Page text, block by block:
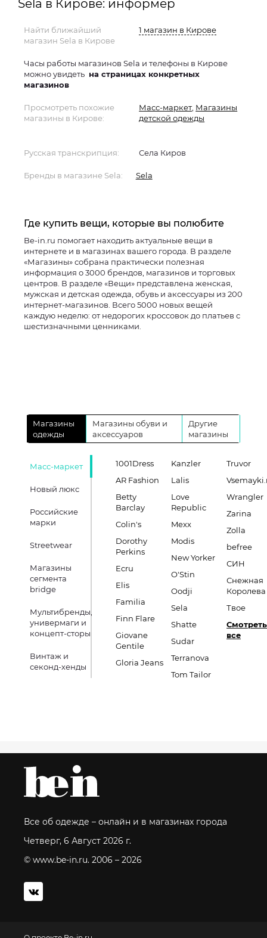
Sela в Кирове: информер
Найти ближайший
магазин Sela в Кирове
1 магазин в Кирове
Часы работы магазинов Sela и телефоны в Кирове
можно увидеть на страницах конкретных
магазинов
Просмотреть похожие
магазины в Кирове:
Масс-маркет, Магазины
детской одежды
Русская транскрипция: Села Киров
Бренды в магазине Sela: Sela
Где купить вещи, которые вы полюбите
Be-in.ru помогает находить актуальные вещи в
интернете и в магазинах вашего города. В разделе
«Магазины» собрана практически полезная
информация о 3000 брендов, магазинов и торговых
центров. В разделе «Вещи» представлена женская,
мужская и детская одежда, обувь и аксессуары из 200
интернет-магазинов. Всего 5000 новых вещей
каждую неделю: от недорогих кроссовок до платьев с
шестизначными ценниками.
Магазины
одежды
Магазины обуви и
аксессуаров
Другие
магазины
Масс-маркет
Новый люкс
Российские
марки
Streetwear
Магазины
сегмента
bridge
Мультибренды,
универмаги и
концепт-сторы
Винтаж и
секонд-хенды
1001Dress
AR Fashion
Betty
Barclay
Colin's
Dorothy
Perkins
Ecru
Elis
Familia
Finn Flare
Giovane
Gentile
Gloria Jeans
Kanzler
Lalis
Love
Republic
Mexx
Modis
New Yorker
O'Stin
Oodji
Sela
Shatte
Sudar
Terranova
Tom Tailor
Truvor
Wrangler
Zarina
Zolla
befree
СИН
Снежная
Королева
Твое
Смотреть
все
Все об одежде – онлайн и в магазинах города
Четверг, 6 Август 2026 г.
© www.be-in.ru. 2006 – 2026